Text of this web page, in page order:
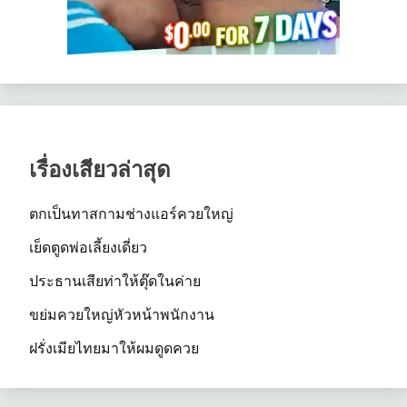
เรื่องเสียวล่าสุด
ตกเป็นทาสกามช่างแอร์ควยใหญ่
เย็ดตูดพ่อเลี้ยงเดี่ยว
ประธานเสียท่าให้ตุ๊ดในค่าย
ขย่มควยใหญ่หัวหน้าพนักงาน
ฝรั่งเมียไทยมาให้ผมดูดควย